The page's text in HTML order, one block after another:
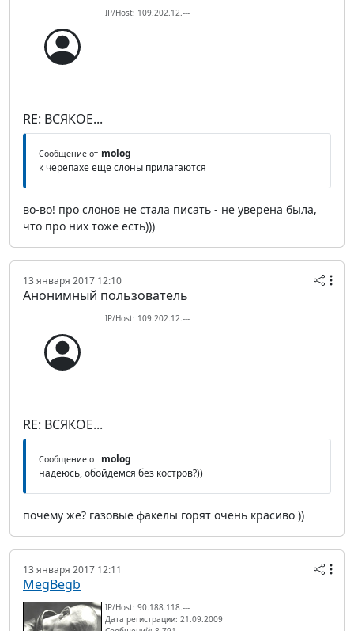
IP/Host: 109.202.12.---
RE: ВСЯКОЕ...
Сообщение от molog
к черепахе еще слоны прилагаются
во-во! про слонов не стала писать - не уверена была,
что про них тоже есть)))
13 января 2017 12:10
Анонимный пользователь
IP/Host: 109.202.12.---
RE: ВСЯКОЕ...
Сообщение от molog
надеюсь, обойдемся без костров?))
почему же? газовые факелы горят очень красиво ))
13 января 2017 12:11
MegBegb
IP/Host: 90.188.118.---
Дата регистрации: 21.09.2009